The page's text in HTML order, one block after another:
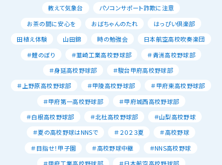
教えて気象台
パソコンサポート詐欺に注意
お茶の間に安心を
おばちゃんのたれ
はっぴい倶楽部
田植え体験
山田錦 時の勉強会
日本航空高校吹奏楽団
＃鯉のぼり
＃韮崎工業高校野球部
＃青洲高校野球部
＃身延高校野球部
＃駿台甲府高校野球部
＃上野原高校野球部
＃甲陵高校野球部
＃甲府東高校野球部
＃甲府第一高校野球部
＃甲府城西高校野球部
＃白根高校野球部
＃北杜高校野球部
＃山梨高校野球
＃夏の高校野球はNNSで
＃２０２３夏
＃高校野球
＃目指せ！甲子園
＃高校野球中継
＃NNS高校野球